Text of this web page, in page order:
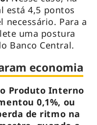
está 4,5 pontos
necessário. Para a
uma postura
Banco Central.
economia
Produto Interno
0,1%, ou
de ritmo na